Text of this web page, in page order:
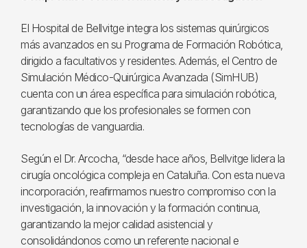
El Hospital de Bellvitge integra los sistemas quirúrgicos
más avanzados en su Programa de Formación Robótica,
dirigido a facultativos y residentes. Además, el Centro de
Simulación Médico-Quirúrgica Avanzada (SimHUB)
cuenta con un área específica para simulación robótica,
garantizando que los profesionales se formen con
tecnologías de vanguardia.
Según el Dr. Arcocha, “desde hace años, Bellvitge lidera la
cirugía oncológica compleja en Cataluña. Con esta nueva
incorporación, reafirmamos nuestro compromiso con la
investigación, la innovación y la formación continua,
garantizando la mejor calidad asistencial y
consolidándonos como un referente nacional e